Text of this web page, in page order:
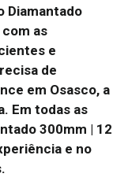
Diamantado
as
e
de
em Osasco, a
Em todas as
300mm | 12
e no